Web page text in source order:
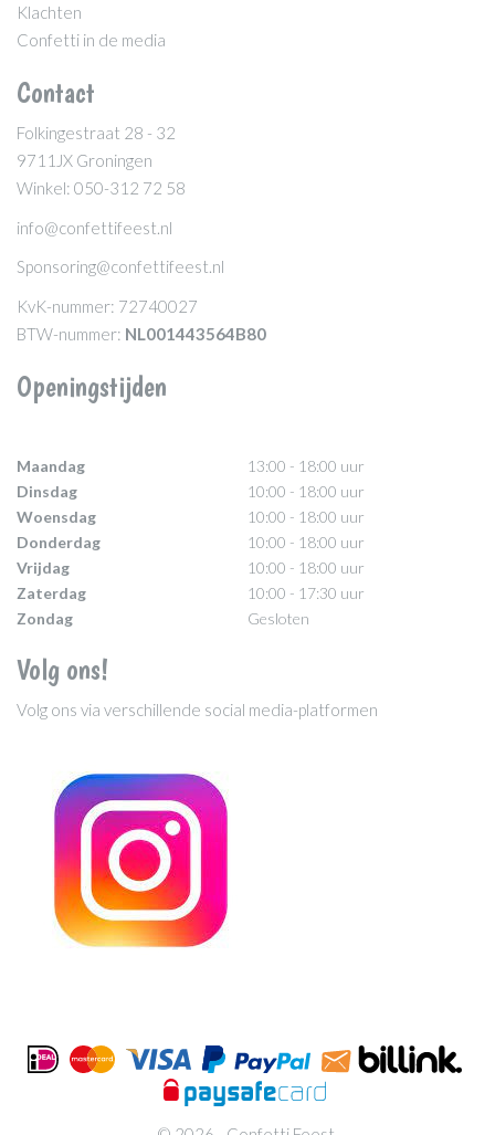
Klachten
Confetti in de media
Contact
Folkingestraat 28 - 32
9711JX Groningen
Winkel: 050-312 72 58
info@confettifeest.nl
Sponsoring@confettifeest.nl
KvK-nummer: 72740027
BTW-nummer: NL001443564B80
Openingstijden
Maandag
13:00 - 18:00 uur
Dinsdag
10:00 - 18:00 uur
Woensdag
10:00 - 18:00 uur
Donderdag
10:00 - 18:00 uur
Vrijdag
10:00 - 18:00 uur
Zaterdag
10:00 - 17:30 uur
Zondag
Gesloten
Volg ons!
Volg ons via verschillende social media-platformen